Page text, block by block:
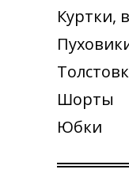
Куртки,
Шорты
Юбки